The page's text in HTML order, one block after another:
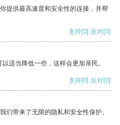
提供最高速度和安全性的连接，并帮
支持[0] 反对[0]
适当降低一些，这样会更加亲民。
支持[0] 反对[0]
们带来了无限的隐私和安全性保护。